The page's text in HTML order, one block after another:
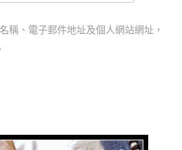
稱、電子郵件地址及個人網站網址，